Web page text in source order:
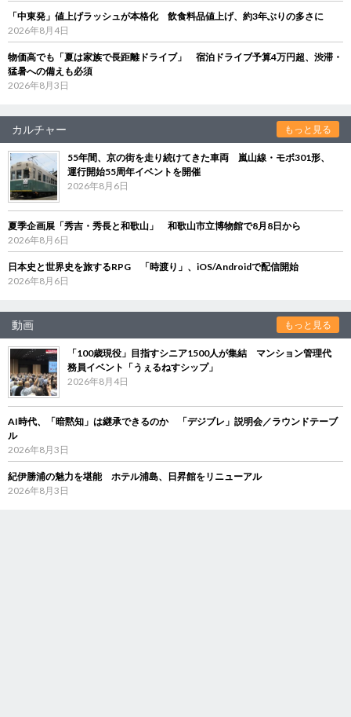
「中東発」値上げラッシュが本格化 飲食料品値上げ、約3年ぶりの多さに
2026年8月4日
物価高でも「夏は家族で長距離ドライブ」 宿泊ドライブ予算4万円超、渋滞・
猛暑への備えも必須
2026年8月3日
カルチャー もっと見る
55年間、京の街を走り続けてきた車両 嵐山線・モボ301形、
運行開始55周年イベントを開催
2026年8月6日
夏季企画展「秀吉・秀長と和歌山」 和歌山市立博物館で8月8日から
2026年8月6日
日本史と世界史を旅するRPG 「時渡り」、iOS/Androidで配信開始
2026年8月6日
動画 もっと見る
「100歳現役」目指すシニア1500人が集結 マンション管理代
務員イベント「うぇるねすシップ」
2026年8月4日
AI時代、「暗黙知」は継承できるのか 「デジブレ」説明会／ラウンドテーブ
ル
2026年8月3日
紀伊勝浦の魅力を堪能 ホテル浦島、日昇館をリニューアル
2026年8月3日